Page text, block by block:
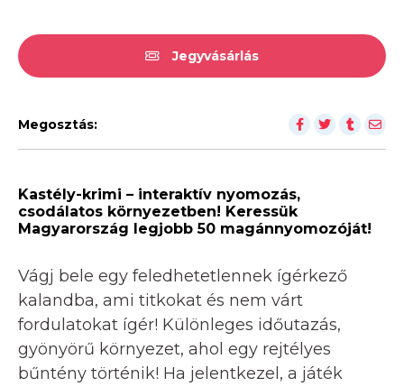
Jegyvásárlás
Megosztás:
Kastély-krimi – interaktív nyomozás,
csodálatos környezetben! Keressük
Magyarország legjobb 50 magánnyomozóját!
Vágj bele egy feledhetetlennek ígérkező
kalandba, ami titkokat és nem várt
fordulatokat ígér! Különleges időutazás,
gyönyörű környezet, ahol egy rejtélyes
bűntény történik! Ha jelentkezel, a játék